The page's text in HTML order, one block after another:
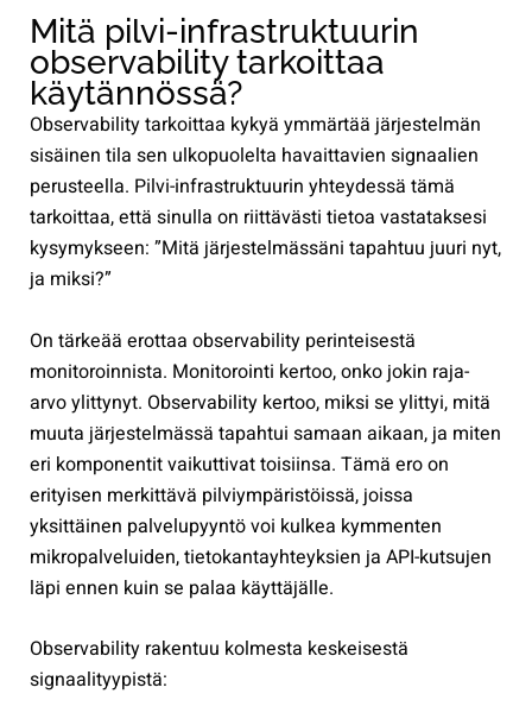
Mitä pilvi-infrastruktuurin
observability tarkoittaa
käytännössä?
Observability tarkoittaa kykyä ymmärtää järjestelmän
sisäinen tila sen ulkopuolelta havaittavien signaalien
perusteella. Pilvi-infrastruktuurin yhteydessä tämä
tarkoittaa, että sinulla on riittävästi tietoa vastataksesi
kysymykseen: ”Mitä järjestelmässäni tapahtuu juuri nyt,
ja miksi?”
On tärkeää erottaa observability perinteisestä
monitoroinnista. Monitorointi kertoo, onko jokin raja-
arvo ylittynyt. Observability kertoo, miksi se ylittyi, mitä
muuta järjestelmässä tapahtui samaan aikaan, ja miten
eri komponentit vaikuttivat toisiinsa. Tämä ero on
erityisen merkittävä pilviympäristöissä, joissa
yksittäinen palvelupyyntö voi kulkea kymmenten
mikropalveluiden, tietokantayhteyksien ja API-kutsujen
läpi ennen kuin se palaa käyttäjälle.
Observability rakentuu kolmesta keskeisestä
signaalityypistä: